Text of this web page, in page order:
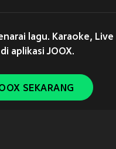
lagu. Karaoke, Live
aplikasi JOOX.
SEKARANG